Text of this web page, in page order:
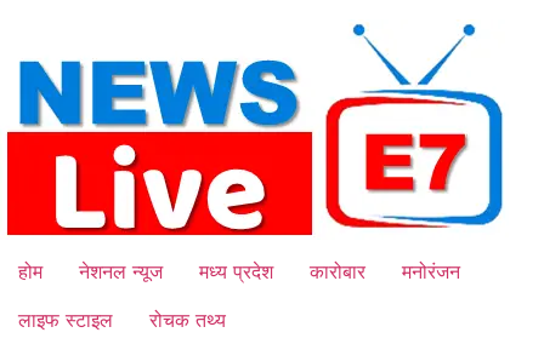
content
होम नेशनल न्यूज मध्य प्रदेश कारोबार
मनोरंजन
लाइफ स्टाइल
रोचक तथ्य